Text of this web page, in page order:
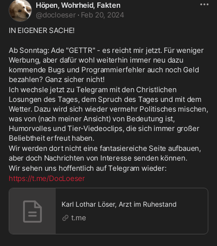
Höpen, Wohrheid, Fakten
@docloeser · Feb 20, 2024
IN EIGENER SACHE!
Ab Sonntag: Ade "GETTR" - es reicht mir jetzt. Für weniger
Werbung, aber dafür wohl weiterhin immer neu dazu
kommende Bugs und Programmierfehler auch noch Geld
bezahlen? Ganz sicher nicht!
Ich wechsle jetzt zu Telegram mit den Christlichen
Losungen des Tages, dem Spruch des Tages und mit dem
Wetter. Dazu wird sich wieder vermehr Politisches mischen,
was von (nach meiner Ansicht) von Bedeutung ist,
Humorvolles und Tier-Viedeoclips, die sich immer großer
Beliebtheit erfreut haben.
Wir werden dort nicht eine fantasiereiche Seite aufbauen,
aber doch Nachrichten von Interesse senden können.
Wir sehen uns hoffentlich auf Telegram wieder:
https://t.me/DocLoeser
Karl Lothar Löser, Arzt im Ruhestand
t.me